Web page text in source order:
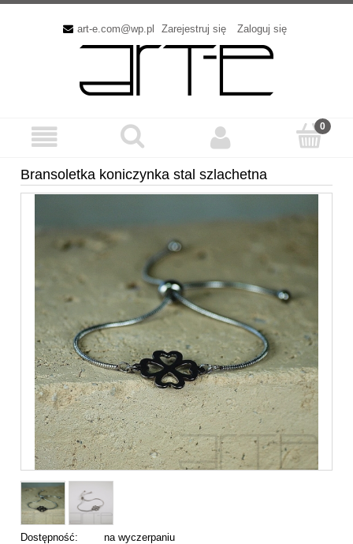
art-e.com@wp.pl Zarejestruj się Zaloguj się
Bransoletka koniczynka stal szlachetna
Dostępność:
na wyczerpaniu